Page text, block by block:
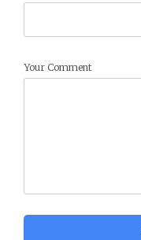
Your Comment